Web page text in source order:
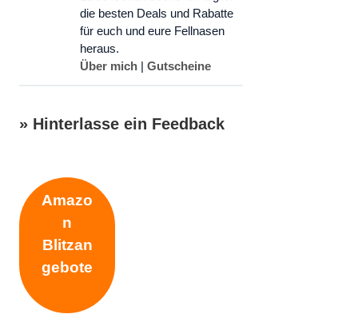
die besten Deals und Rabatte
für euch und eure Fellnasen
heraus.
Über mich| Gutscheine
» Hinterlasse ein Feedback
Schreibe einen Kommentar
Kommentar
Name
Amazo
n
Blitzan
gebote